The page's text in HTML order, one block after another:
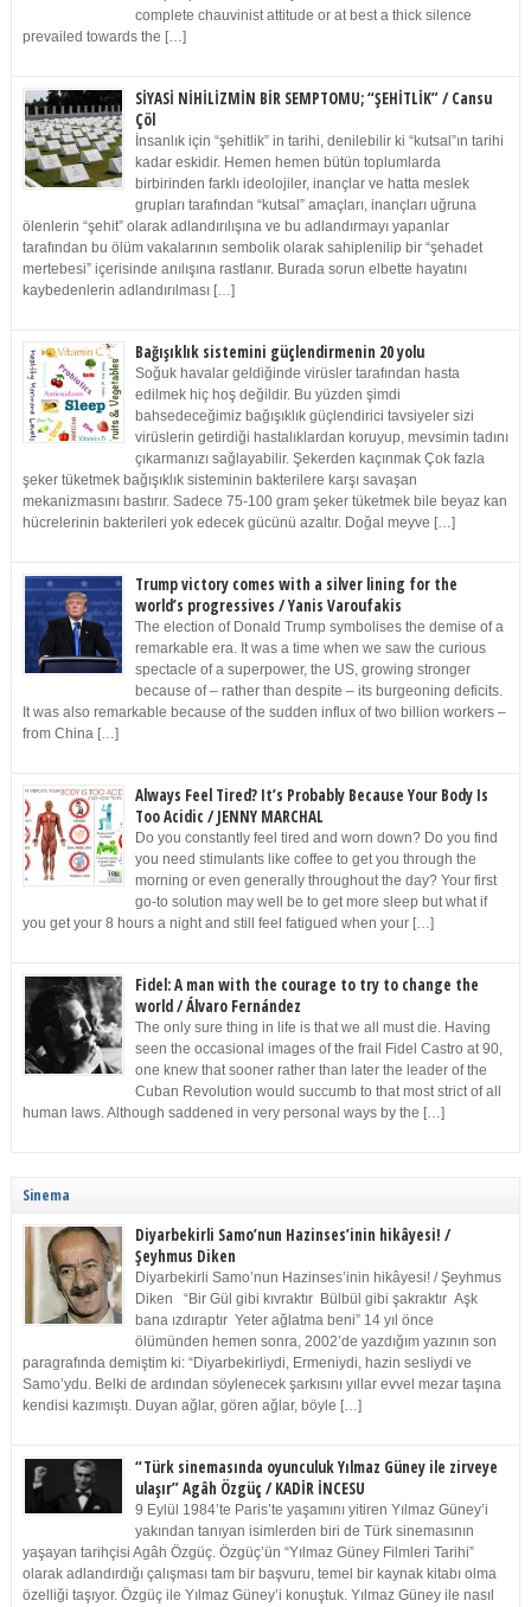
complete chauvinist attitude or at best a thick silence
prevailed towards the […]
SİYASİ NİHİLİZMİN BİR SEMPTOMU; “ŞEHİTLİK” / Cansu
Çöl
İnsanlık için “şehitlik” in tarihi, denilebilir ki “kutsal”ın tarihi
kadar eskidir. Hemen hemen bütün toplumlarda
birbirinden farklı ideolojiler, inançlar ve hatta meslek
grupları tarafından “kutsal” amaçları, inançları uğruna
ölenlerin “şehit” olarak adlandırılışına ve bu adlandırmayı yapanlar
tarafından bu ölüm vakalarının sembolik olarak sahiplenilip bir “şehadet
mertebesi” içerisinde anılışına rastlanır. Burada sorun elbette hayatını
kaybedenlerin adlandırılması […]
Bağışıklık sistemini güçlendirmenin 20 yolu
Soğuk havalar geldiğinde virüsler tarafından hasta
edilmek hiç hoş değildir. Bu yüzden şimdi
bahsedeceğimiz bağışıklık güçlendirici tavsiyeler sizi
virüslerin getirdiği hastalıklardan koruyup, mevsimin tadını
çıkarmanızı sağlayabilir. Şekerden kaçınmak Çok fazla
şeker tüketmek bağışıklık sisteminin bakterilere karşı savaşan
mekanizmasını bastırır. Sadece 75-100 gram şeker tüketmek bile beyaz kan
hücrelerinin bakterileri yok edecek gücünü azaltır. Doğal meyve […]
Trump victory comes with a silver lining for the
world’s progressives / Yanis Varoufakis
The election of Donald Trump symbolises the demise of a
remarkable era. It was a time when we saw the curious
spectacle of a superpower, the US, growing stronger
because of – rather than despite – its burgeoning deficits.
It was also remarkable because of the sudden influx of two billion workers –
from China […]
Always Feel Tired? It’s Probably Because Your Body Is
Too Acidic / JENNY MARCHAL
Do you constantly feel tired and worn down? Do you find
you need stimulants like coffee to get you through the
morning or even generally throughout the day? Your first
go-to solution may well be to get more sleep but what if
you get your 8 hours a night and still feel fatigued when your […]
Fidel: A man with the courage to try to change the
world / Álvaro Fernández
The only sure thing in life is that we all must die. Having
seen the occasional images of the frail Fidel Castro at 90,
one knew that sooner rather than later the leader of the
Cuban Revolution would succumb to that most strict of all
human laws. Although saddened in very personal ways by the […]
Sinema
Diyarbekirli Samo’nun Hazinses’inin hikâyesi! /
Şeyhmus Diken
Diyarbekirli Samo’nun Hazinses’inin hikâyesi! / Şeyhmus
Diken “Bir Gül gibi kıvraktır Bülbül gibi şakraktır Aşk
bana ızdıraptır Yeter ağlatma beni” 14 yıl önce
ölümünden hemen sonra, 2002’de yazdığım yazının son
paragrafında demiştim ki: “Diyarbekirliydi, Ermeniydi, hazin sesliydi ve
Samo’ydu. Belki de ardından söylenecek şarkısını yıllar evvel mezar taşına
kendisi kazımıştı. Duyan ağlar, gören ağlar, böyle […]
“Türk sinemasında oyunculuk Yılmaz Güney ile zirveye
ulaşır” Agâh Özgüç / KADİR İNCESU
9 Eylül 1984’te Paris’te yaşamını yitiren Yılmaz Güney’i
yakından tanıyan isimlerden biri de Türk sinemasının
yaşayan tarihçisi Agâh Özgüç. Özgüç’ün “Yılmaz Güney Filmleri Tarihi”
olarak adlandırdığı çalışması tam bir başvuru, temel bir kaynak kitabı olma
özelliği taşıyor. Özgüç ile Yılmaz Güney’i konuştuk. Yılmaz Güney ile nasıl